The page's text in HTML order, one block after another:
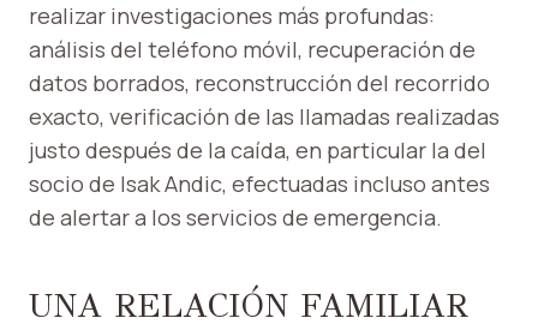
realizar investigaciones más profundas:
análisis del teléfono móvil, recuperación de
datos borrados, reconstrucción del recorrido
exacto, verificación de las llamadas realizadas
justo después de la caída, en particular la del
socio de Isak Andic, efectuadas incluso antes
de alertar a los servicios de emergencia.
UNA RELACIÓN FAMILIAR